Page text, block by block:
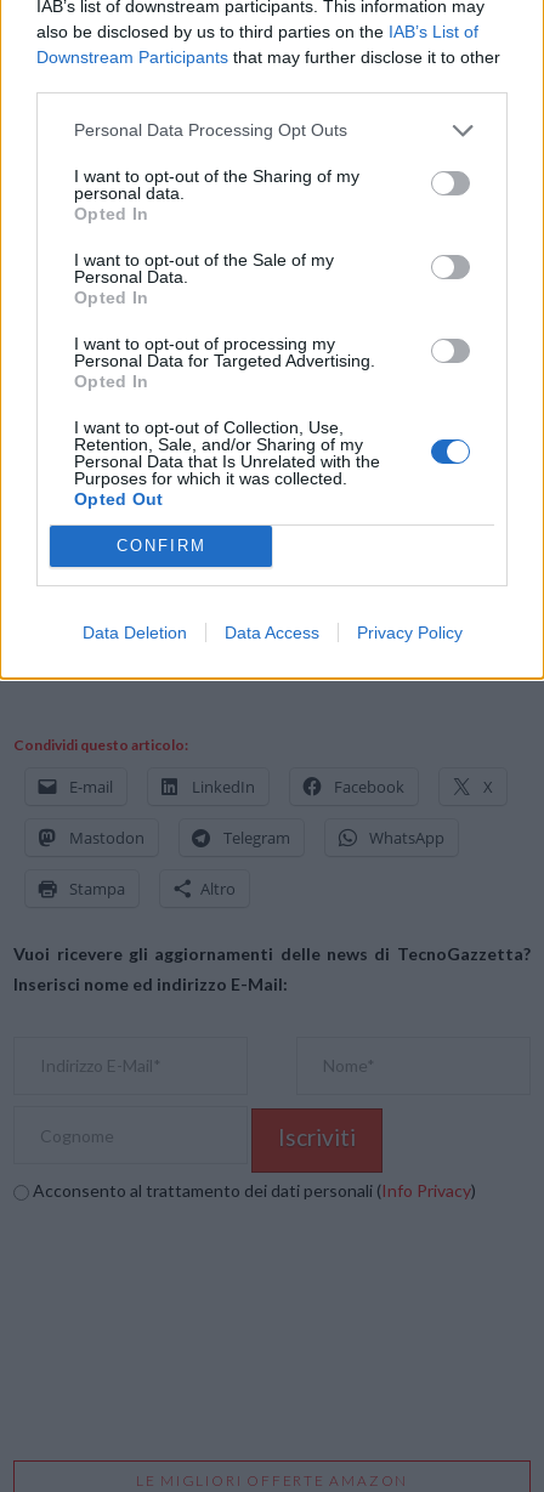
IAB’s list of downstream participants. This information may
also be disclosed by us to third parties on the IAB’s List of
Downstream Participants that may further disclose it to other
Personal Data Processing Opt Outs
I want to opt-out of the Sharing of my
personal data.
Opted In
I want to opt-out of the Sale of my
Personal Data.
Opted In
I want to opt-out of processing my
Personal Data for Targeted Advertising.
Opted In
I want to opt-out of Collection, Use,
Retention, Sale, and/or Sharing of my
Personal Data that Is Unrelated with the
Purposes for which it was collected.
Opted Out
CONFIRM
Data Deletion Data Access Privacy Policy
MarkMonitor. “Questo studio dimostra che i consumatori non solo
sono consapevoli della gravità dei crimini informatici e delle
consapevolezza, essi sono ancora vittime dei crimini informatici
al momento che gli attacchi informatici si fanno sempre più
sommersi, come quelli che si trovano nel Dark Web, è fondamentale
per i brand cercare ogni metodo di protezione che tenga in
protezione ad ogni aspetto del proprio business e tenendo i
consumatori al sicuro
La ricerca è stata effettuata online tra agosto e settembre 2016.
“Internet2” di Fabio Lanari – Internet1.jpg by Rock1997 modified..
Condividi questo articolo:
E-mail LinkedIn Facebook X
Mastodon Telegram WhatsApp
Stampa Altro
Vuoi ricevere gli aggiornamenti delle news di TecnoGazzetta?
Inserisci nome ed indirizzo E-Mail:
Acconsento al trattamento dei dati personali (Info Privacy)
LE MIGLIORI OFFERTE AMAZON